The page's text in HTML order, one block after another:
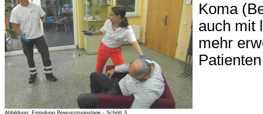
Abbildung: Einteilung Bewusstseinslage - Schritt 3
Koma
auch mit
mehr